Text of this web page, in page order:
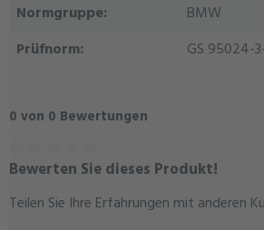
Normgruppe:
BMW
Prüfnorm:
GS 95024-
0 von 0 Bewertungen
Durchschnittliche Bewertung von 0 von 5
Bewerten Sie dieses Produkt!
Teilen Sie Ihre Erfahrungen mit anderen